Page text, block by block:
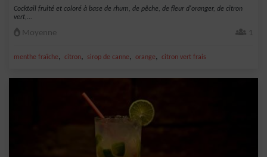
Cocktail fruité et coloré à base de rhum, de pêche, de fleur d'oranger, de citron
vert,...
Moyenne 1
menthe fraîche, citron, sirop de canne, orange, citron vert frais